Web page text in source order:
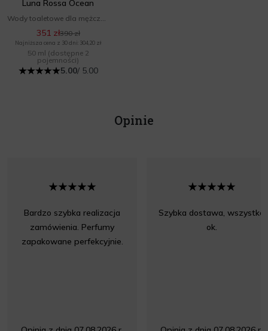
Luna Rossa Ocean
351 zł390 zł
Najniższa cena z 30 dni: 304,20 zł
50 ml (dostępne 2
pojemności)
5.00/ 5.00
Opinie
Bardzo szybka realizacja
zamówienia. Perfumy
zapakowane perfekcyjnie.
Szybka dostawa, wszystko
ok.